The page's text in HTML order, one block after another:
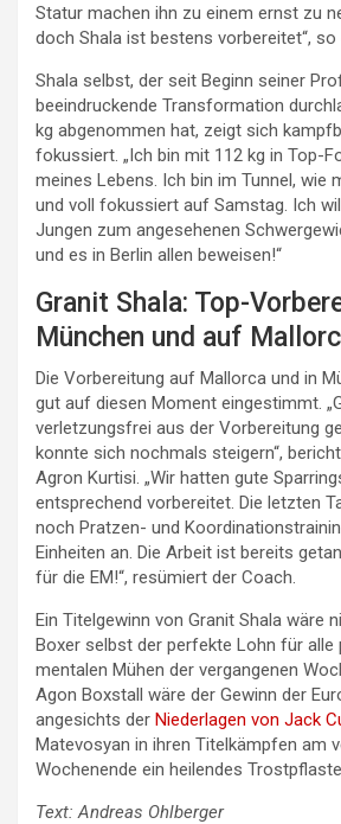
Statur machen ihn zu einem ernst zu
doch Shala ist bestens vorbereitet“,
Shala selbst, der seit Beginn seiner
beeindruckende Transformation
kg abgenommen hat, zeigt sich
fokussiert. „Ich bin mit 112 kg in Top-
meines Lebens. Ich bin im Tunnel, wie
und voll fokussiert auf Samstag. Ich
Jungen zum angesehenen
und es in Berlin allen beweisen!“
Granit Shala: Top-
München und auf
Die Vorbereitung auf Mallorca und in
gut auf diesen Moment eingestimmt.
verletzungsfrei aus der Vorbereitung
konnte sich nochmals steigern“,
Agron Kurtisi. „Wir hatten gute
entsprechend vorbereitet. Die letzten
noch Pratzen- und
Einheiten an. Die Arbeit ist bereits
für die EM!“, resümiert der Coach.
Ein Titelgewinn von Granit Shala wäre
Boxer selbst der perfekte Lohn für alle
mentalen Mühen der vergangenen
Agon Boxstall wäre der Gewinn der
angesichts der Niederlagen von Jack
Matevosyan in ihren Titelkämpfen am
Wochenende ein heilendes
Text: Andreas Ohlberger